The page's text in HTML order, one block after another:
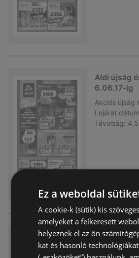
Aldi újság
6.06.17-ig
Akciós újság
Lejárat
Távolság:
Aldi újság
6.06.10-ig
Ez a weboldal
A cookie-k (sütik) kis
amelyeket a felkeresett
helyeznek el az ön
kat és hasonló technológiákat